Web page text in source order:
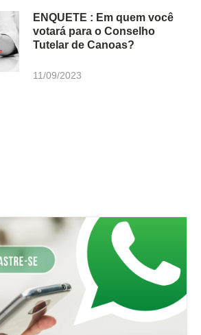
ENQUETE : Em quem você
votará para o Conselho
Tutelar de Canoas?
11/09/2023